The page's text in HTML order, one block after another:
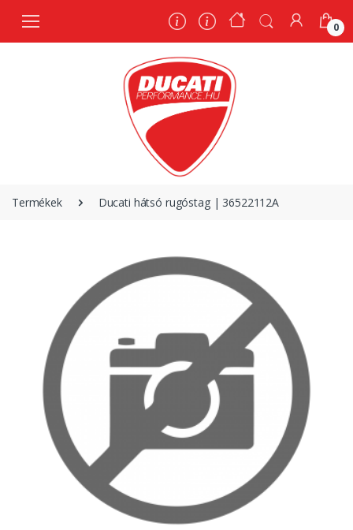
0
Termékek Ducati hátsó rugóstag | 36522112A
0